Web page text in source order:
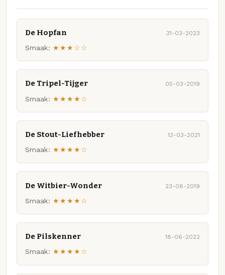
De Hopfan 31-03-2023
Smaak: ★★★☆☆
De Tripel-Tijger 05-03-2019
Smaak: ★★★★☆
De Stout-Liefhebber 13-03-2021
Smaak: ★★★★☆
De Witbier-Wonder 23-08-2019
Smaak: ★★★★☆
De Pilskenner 18-06-2022
Smaak: ★★★★☆